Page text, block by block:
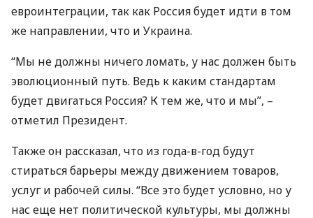
евроинтеграции, так как Россия будет идти в том
же направлении, что и Украина.
“Мы не должны ничего ломать, у нас должен быть
эволюционный путь. Ведь к каким стандартам
будет двигаться Россия? К тем же, что и мы”, –
отметил Президент.
Также он рассказал, что из года-в-год будут
стираться барьеры между движением товаров,
услуг и рабочей силы. “Все это будет условно, но у
нас еще нет политической культуры, мы должны